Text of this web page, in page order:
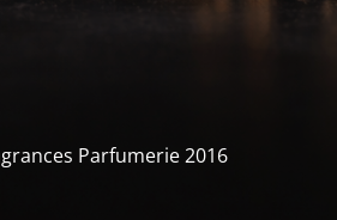
Parfumerie 2016